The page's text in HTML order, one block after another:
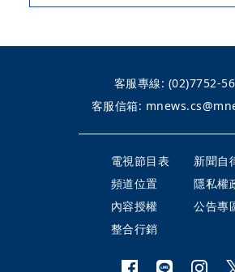
客服專線: (02)7752-
客服信箱:
電視節目表
新聞自
頻道位置
隱私權
內容授權
公告專
整合行銷